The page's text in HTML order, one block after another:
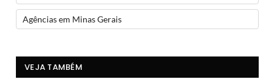
Agências em Minas Gerais
VEJA TAMBÉM